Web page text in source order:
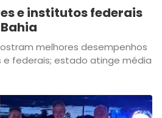
e institutos federais
melhores desempenhos
e federais; estado atinge média